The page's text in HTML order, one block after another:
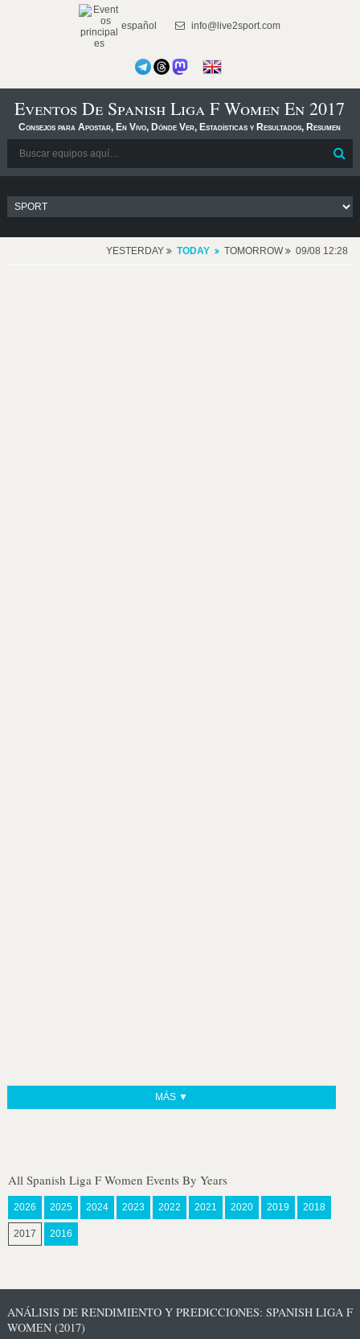
español info@live2sport.com
Eventos De Spanish Liga F Women En 2017
Consejos para Apostar, En Vivo, Dónde Ver, Estadísticas y Resultados, Resumen
YESTERDAY TODAY TOMORROW 09/08 12:28
MÁS ▼
All Spanish Liga F Women Events By Years
2026 2025 2024 2023 2022 2021 2020 2019 2018
2017 2016
ANÁLISIS DE RENDIMIENTO Y PREDICCIONES: SPANISH LIGA F
WOMEN (2017)